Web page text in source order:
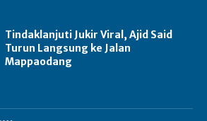
Tindaklanjuti Jukir Viral, Ajid Said
Turun Langsung ke Jalan
Mappaodang